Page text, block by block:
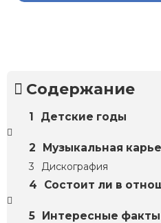
Содержание
Детские годы
Музыкальная
Дискография
Состоит ли в
Интересные факты